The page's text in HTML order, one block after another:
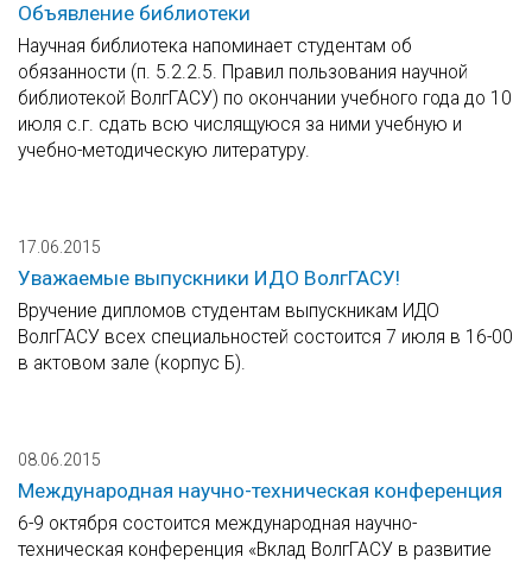
Объявление библиотеки
Научная библиотека напоминает студентам об
обязанности (п. 5.2.2.5. Правил пользования научной
библиотекой ВолгГАСУ) по окончании учебного года до 10
июля с.г. сдать всю числящуюся за ними учебную и
учебно-методическую литературу.
17.06.2015
Уважаемые выпускники ИДО ВолгГАСУ!
Вручение дипломов студентам выпускникам ИДО
ВолгГАСУ всех специальностей состоится 7 июля в 16-00
в актовом зале (корпус Б).
08.06.2015
Международная научно-техническая конференция
6-9 октября состоится международная научно-
техническая конференция «Вклад ВолгГАСУ в развитие